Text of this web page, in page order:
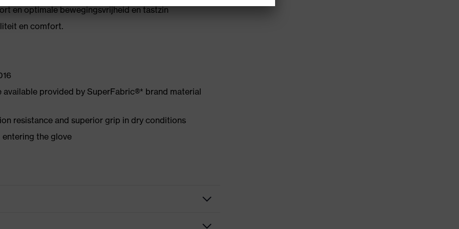
en optimale bewegingsvrijheid en tastzin
en comfort.
provided by SuperFabric®* brand material
resistance and superior grip in dry conditions
the glove